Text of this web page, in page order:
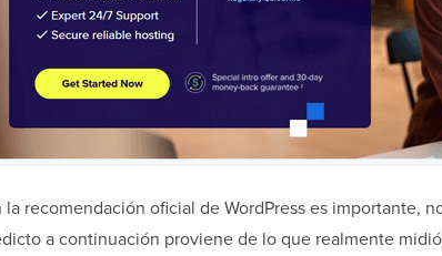
la recomendación oficial de WordPress es importante,
a continuación proviene de lo que realmente